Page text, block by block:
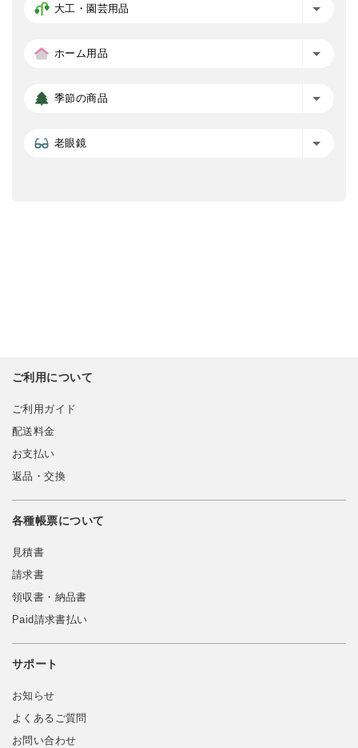
大工・園芸用品
ホーム用品
季節の商品
老眼鏡
ご利用について
ご利用ガイド
配送料金
お支払い
返品・交換
各種帳票について
見積書
請求書
領収書・納品書
Paid請求書払い
サポート
お知らせ
よくあるご質問
お問い合わせ